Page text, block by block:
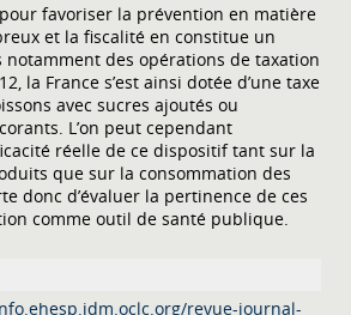
pour favoriser la prévention en matière
et la fiscalité en constitue un
notamment des opérations de taxation
la France s’est ainsi dotée d’une taxe
avec sucres ajoutés ou
L’on peut cependant
réelle de ce dispositif tant sur la
que sur la consommation des
donc d’évaluer la pertinence de ces
comme outil de santé publique.
revue-journal-